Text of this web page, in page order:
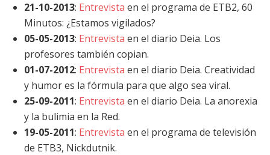
21-10-2013: Entrevista en el programa de ETB2, 60
Minutos: ¿Estamos vigilados?
05-05-2013: Entrevista en el diario Deia. Los
profesores también copian.
01-07-2012: Entrevista en el diario Deia. Creatividad
y humor es la fórmula para que algo sea viral.
25-09-2011: Entrevista en el diario Deia. La anorexia
y la bulimia en la Red.
19-05-2011: Entrevista en el programa de televisión
de ETB3, Nickdutnik.